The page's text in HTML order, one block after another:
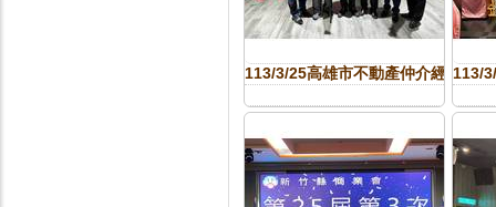
113/3/25高雄市不動產仲介經紀商
113/